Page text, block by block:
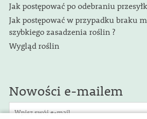
Jak postępować po odebraniu
Jak postępować w przypadku braku
szybkiego zasadzenia roślin ?
Wygląd roślin
Nowości e-mailem